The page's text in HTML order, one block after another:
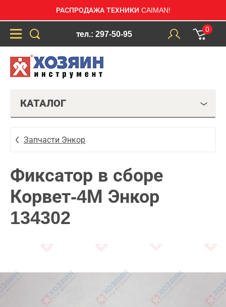
РАСПРОДАЖА ТЕХНИКИ CAIMAN!
тел.: 297-50-95
0
КАТАЛОГ
Запчасти Энкор
Фиксатор в сборе
Корвет-4М Энкор
134302